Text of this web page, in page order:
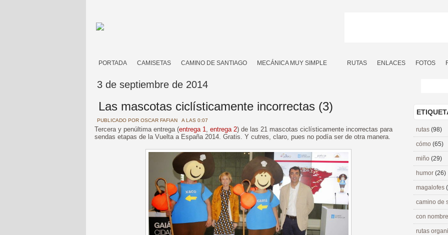
PORTADA CAMISETAS CAMINO DE SANTIAGO MECÁNICA MUY SIMPLE RUTAS ENLACES FOTOS
3 de septiembre de 2014
Las mascotas ciclísticamente incorrectas (3)
PUBLICADO POR OSCAR FAFIAN A LAS 0:07
Tercera y penúltima entrega (entrega 1, entrega 2) de las 21 mascotas ciclísticamente incorrectas para
sendas etapas de la Vuelta a España 2014. Gratis. Y cutres, claro, pues no podía ser de otra manera.
rutas (98)
cómo (65)
miño (29)
humor (26)
magalofes
camino de
con
rutas